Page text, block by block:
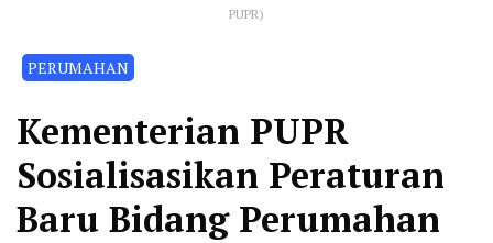
PUPR)
PERUMAHAN
Kementerian PUPR
Sosialisasikan Peraturan
Baru Bidang Perumahan